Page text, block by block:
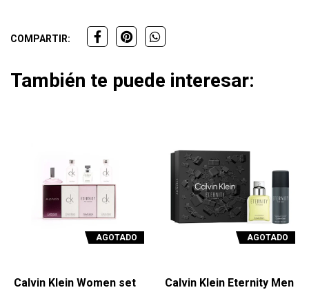
COMPARTIR:
También te puede interesar:
AGOTADO
Calvin Klein Women set
AGOTADO
Calvin Klein Eternity Men